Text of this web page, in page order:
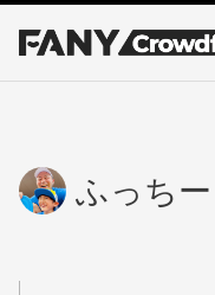
ふっちー